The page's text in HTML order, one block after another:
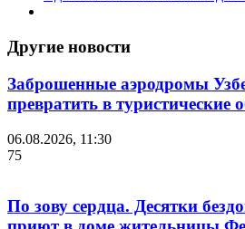
Другие новости
Заброшенные аэродромы
превратить в туристические
06.08.2026, 11:30
75
По зову сердца. Десятки